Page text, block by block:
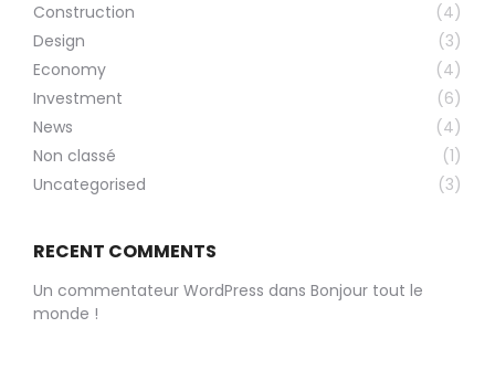
Construction
(4)
Design
(3)
Economy
(4)
Investment
(6)
News
(4)
Non classé
(1)
Uncategorised
(3)
RECENT COMMENTS
Un commentateur WordPress dans Bonjour tout le
monde !